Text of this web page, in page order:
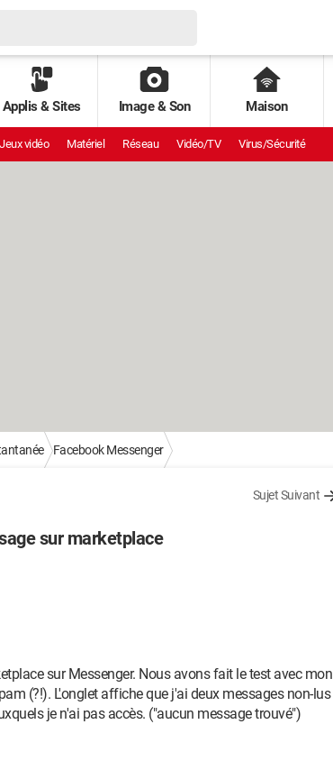
Applis & Sites Image & Son Maison
Jeux vidéo Matériel Réseau Vidéo/TV Virus/Sécurité
Facebook Messenger
Sujet Suivant
sur marketplace
sur Messenger. Nous avons fait le test avec mon
(?!). L'onglet affiche que j'ai deux messages non-lus
je n'ai pas accès. ("aucun message trouvé")